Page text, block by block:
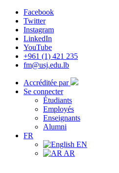
Facebook
Twitter
Instagram
LinkedIn
YouTube
+961 (1) 421 235
fm@usj.edu.lb
Accréditée par
Se connecter
Étudiants
Employés
Enseignants
Alumni
FR
EN
AR